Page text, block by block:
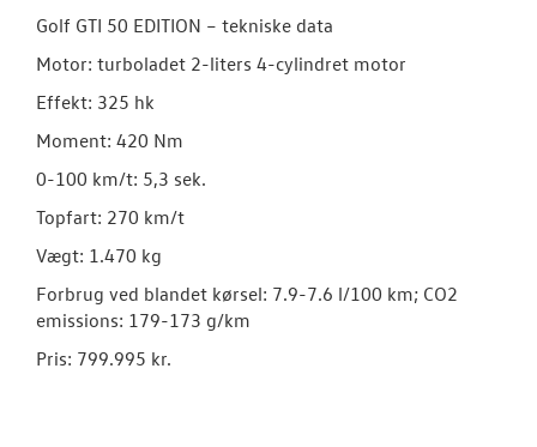
Golf GTI 50 EDITION – tekniske data
Motor: turboladet 2-liters 4-cylindret motor
Effekt: 325 hk
Moment: 420 Nm
0-100 km/t: 5,3 sek.
Topfart: 270 km/t
Vægt: 1.470 kg
Forbrug ved blandet kørsel: 7.9-7.6 l/100 km; CO2
emissions: 179-173 g/km
Pris: 799.995 kr.